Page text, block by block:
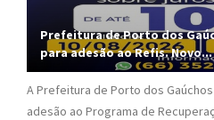
Prefeitura de Porto dos
para adesão ao Refis. Novo...
A Prefeitura de Porto dos
adesão ao Programa de